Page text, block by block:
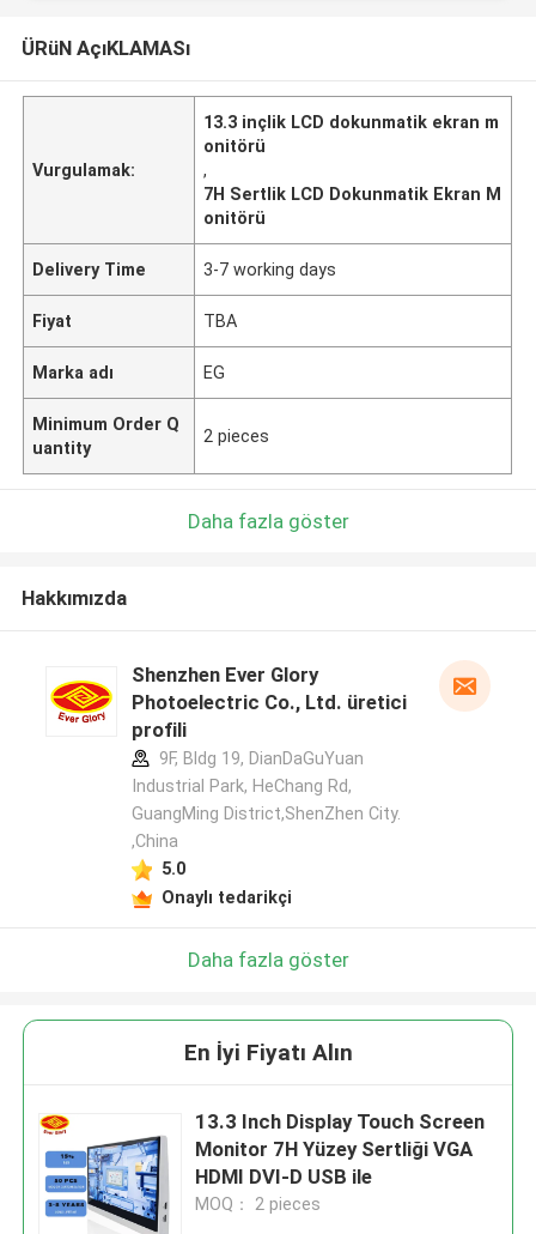
ÜRüN AçıKLAMASı
Vurgulamak:
13.3 inçlik LCD dokunmatik ekran m
onitörü
,
7H Sertlik LCD Dokunmatik Ekran M
onitörü
Delivery Time 3-7 working days
Fiyat TBA
Marka adı EG
Minimum Order Q
uantity
2 pieces
Daha fazla göster
Hakkımızda
Shenzhen Ever Glory
Photoelectric Co., Ltd. üretici
profili
9F, Bldg 19, DianDaGuYuan
Industrial Park, HeChang Rd,
GuangMing District,ShenZhen City.
,China
5.0
Onaylı tedarikçi
Daha fazla göster
En İyi Fiyatı Alın
13.3 Inch Display Touch Screen
Monitor 7H Yüzey Sertliği VGA
HDMI DVI-D USB ile
MOQ： 2 pieces